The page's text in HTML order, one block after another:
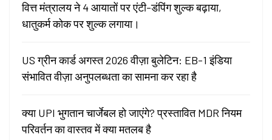
वित्त मंत्रालय ने 4 आयातों पर एंटी-डंपिंग शुल्क बढ़ाया,
धातुकर्म कोक पर शुल्क लगाया।
US ग्रीन कार्ड अगस्त 2026 वीज़ा बुलेटिन: EB-1 इंडिया
संभावित वीज़ा अनुपलब्धता का सामना कर रहा है
क्या UPI भुगतान चार्जेबल हो जाएंगे? प्रस्तावित MDR नियम
परिवर्तन का वास्तव में क्या मतलब है